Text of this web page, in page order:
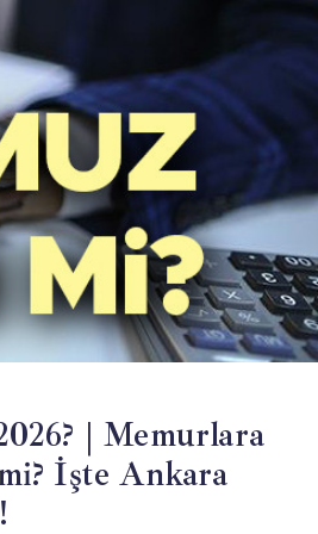
| Memurlara
İşte Ankara